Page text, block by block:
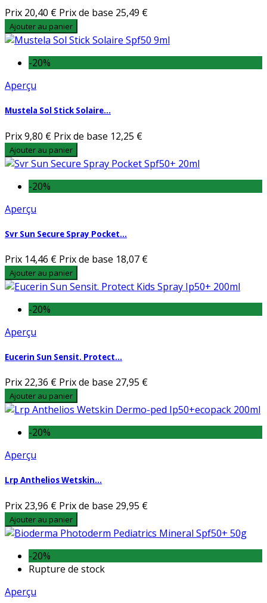
Prix 20,40 € Prix de base 25,49 €
Ajouter au panier
-20%
Aperçu
Mustela Sol Stick Solaire...
Prix9,80 € Prix de base 12,25 €
Ajouter au panier
-20%
Aperçu
Svr Sun Secure Spray Pocket...
Prix 14,46 € Prix de base 18,07 €
Ajouter au panier
-20%
Aperçu
Eucerin Sun Sensit. Protect...
Prix 22,36 € Prix de base 27,95 €
Ajouter au panier
-20%
Aperçu
Lrp Anthelios Wetskin...
Prix 23,96 € Prix de base 29,95 €
Ajouter au panier
-20%
Rupture de stock
Aperçu